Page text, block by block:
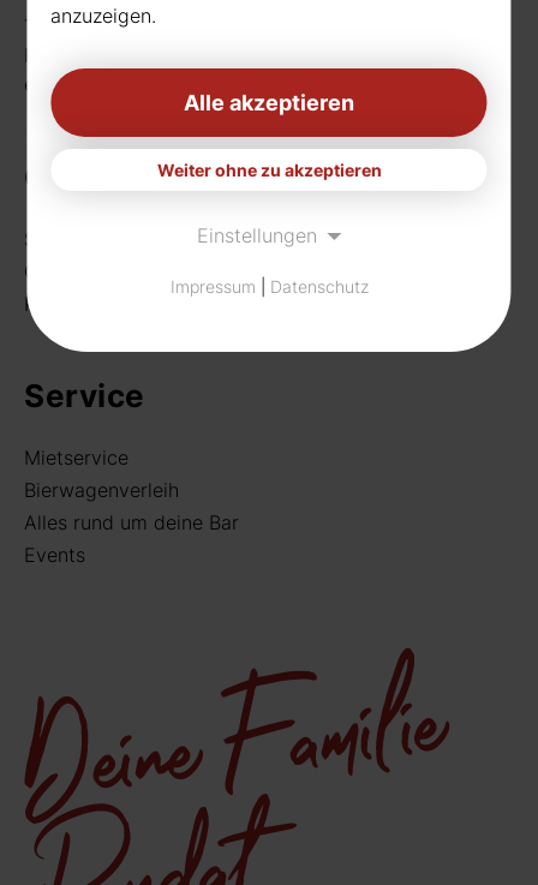
Telefon:0231 656677
Fax: 0231 656990
eMail:
Getränke
Sortiment
Craft Beer
Rund um deine Bar
Service
Mietservice
Bierwagenverleih
Alles rund um deine Bar
Events
anzuzeigen.
Alle akzeptieren
Weiter ohne zu akzeptieren
Einstellungen
Impressum Datenschutz